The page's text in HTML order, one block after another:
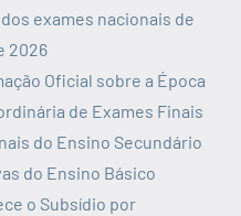
exames nacionais de
2026
Oficial sobre a Época
de Exames Finais
do Ensino Secundário
do Ensino Básico
o Subsídio por